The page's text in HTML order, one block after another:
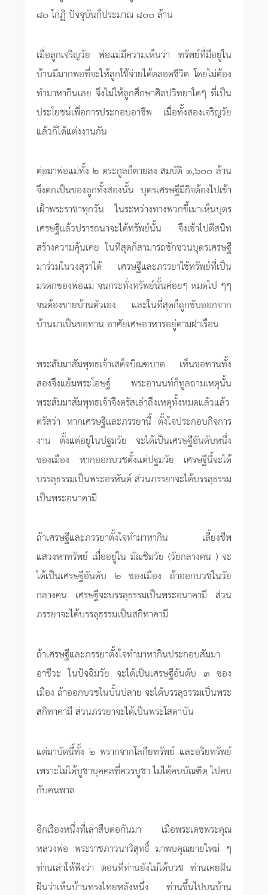
๘๐ โกฏิ ปัจจุบันก็ประมาณ ๘๐๐ ล้าน
เมื่อลูกเจริญวัย พ่อแม่มีความเห็นว่า ทรัพย์ที่มีอยู่ใน
บ้านมีมากพอที่จะให้ลูกใช้จ่ายได้ตลอดชีวิต โดยไม่ต้อง
ทำมาหากินเลย จึงไม่ให้ลูกศึกษาศิลปวิทยาใดๆ ที่เป็น
ประโยชน์เพื่อการประกอบอาชีพ เมื่อทั้งสองเจริญวัย
แล้วก็ได้แต่งงานกัน
ต่อมาพ่อแม่ทั้ง ๒ ตระกูลก็ตายลง สมบัติ ๑,๖๐๐ ล้าน
จึงตกเป็นของลูกทั้งสองนั้น บุตรเศรษฐีมีกิจต้องไปเข้า
เฝ้าพระราชาทุกวัน ในระหว่างทางพวกขี้เมาเห็นบุตร
เศรษฐีแล้วปรารถนาจะได้ทรัพย์นั้น จึงเข้าไปตีสนิท
สร้างความคุ้นเคย ในที่สุดก็สามารถชักชวนบุตรเศรษฐี
มาร่วมในวงสุราได้ เศรษฐีและภรรยาใช้ทรัพย์ที่เป็น
มรดกของพ่อแม่ จนกระทั่งทรัพย์นั้นค่อยๆ หมดไป ๆๆ
จนต้องขายบ้านตัวเอง และในที่สุดก็ถูกขับออกจาก
บ้านมาเป็นขอทาน อาศัยเศษอาหารอยู่ตามฝาเรือน
พระสัมมาสัมพุทธเจ้าเสด็จบิณฑบาต เห็นขอทานทั้ง
สองจึงแย้มพระโอษฐ์ พระอานนท์ก็ทูลถามเหตุนั้น
พระสัมมาสัมพุทธเจ้าจึงตรัสเล่าถึงเหตุทั้งหมดแล้วแล้ว
ตรัสว่า หากเศรษฐีและภรรยานี้ ตั้งใจประกอบกิจการ
งาน ตั้งแต่อยู่ในปฐมวัย จะได้เป็นเศรษฐีอันดับหนึ่ง
ของเมือง หากออกบวชตั้งแต่ปฐมวัย เศรษฐีนี้จะได้
บรรลุธรรมเป็นพระอรหันต์ ส่วนภรรยาจะได้บรรลุธรรม
เป็นพระอนาคามี
ถ้าเศรษฐีและภรรยาตั้งใจทำมาหากิน เลี้ยงชีพ
แสวงหาทรัพย์ เมื่ออยู่ใน มัฌชิมวัย (วัยกลางคน ) จะ
ได้เป็นเศรษฐีอันดับ ๒ ของเมือง ถ้าออกบวชในวัย
กลางคน เศรษฐีจะบรรลุธรรมเป็นพระอนาคามี ส่วน
ภรรยาจะได้บรรลุธรรมเป็นสกิทาคามี
ถ้าเศรษฐีและภรรยาตั้งใจทำมาหากินประกอบสัมมา
อาชีวะ ในปัจฉิมวัย จะได้เป็นเศรษฐีอันดับ ๓ ของ
เมือง ถ้าออกบวชในบั้นปลาย จะได้บรรลุธรรมเป็นพระ
สกิทาคามี ส่วนภรรยาจะได้เป็นพระโสดาบัน
แต่มาบัดนี้ทั้ง ๒ พรากจากโลกียทรัพย์ และอริยทรัพย์
เพราะไม่ได้บูชาบุคคลที่ควรบูชา ไม่ได้คบบัณฑิต ไปคบ
กับคนพาล
อีกเรื่องหนึ่งที่เล่าสืบต่อกันมา เมื่อพระเดชพระคุณ
หลวงพ่อ พระราชภาวนาวิสุทธิ์ มาพบคุณยายใหม่ ๆ
ท่านเล่าให้ฟังว่า ตอนที่ท่านยังไม่ได้บวช ท่านเคยฝัน
ฝันว่าเห็นบ้านทรงไทยหลังหนึ่ง ท่านขึ้นไปบนบ้าน